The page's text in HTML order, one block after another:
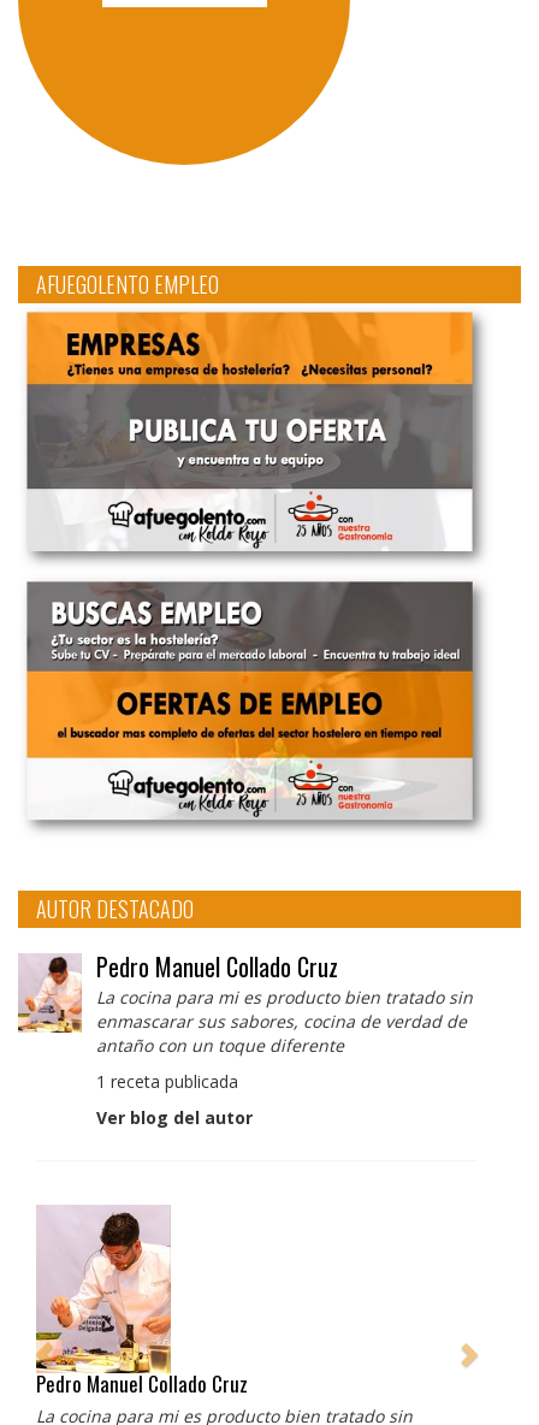
AFUEGOLENTO EMPLEO
AUTOR DESTACADO
Pedro Manuel Collado Cruz
La cocina para mi es producto bien tratado sin
enmascarar sus sabores, cocina de verdad de
antaño con un toque diferente
1 receta publicada
Ver blog del autor
Pedro Manuel Collado Cruz
La cocina para mi es producto bien tratado sin